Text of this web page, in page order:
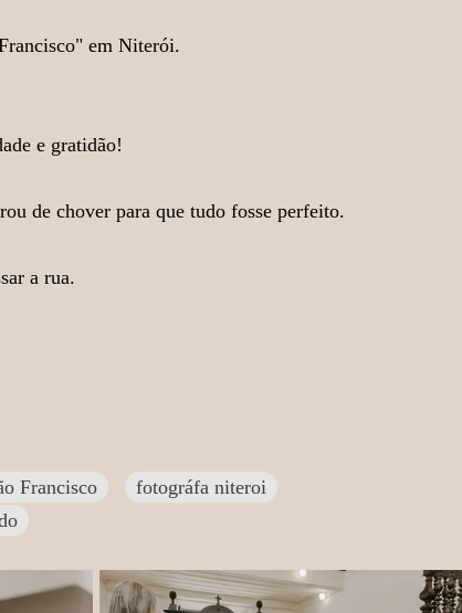
em Niterói.
e gratidão!
de chover para que tudo fosse perfeito.
a rua.
Francisco
fotográfa niteroi